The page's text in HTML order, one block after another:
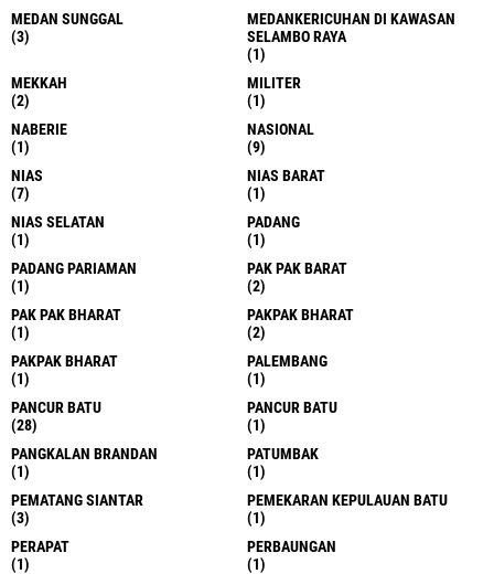
MEDAN SUNGGAL
(3)
MEDANKERICUHAN DI KAWASAN
SELAMBO RAYA
(1)
MEKKAH
(2)
MILITER
(1)
NABERIE
(1)
NASIONAL
(9)
NIAS
(7)
NIAS BARAT
(1)
NIAS SELATAN
(1)
PADANG
(1)
PADANG PARIAMAN
(1)
PAK PAK BARAT
(2)
PAK PAK BHARAT
(1)
PAKPAK BHARAT
(2)
PAKPAK BHARAT
(1)
PALEMBANG
(1)
PANCUR BATU
(28)
PANCUR BATU
(1)
PANGKALAN BRANDAN
(1)
PATUMBAK
(1)
PEMATANG SIANTAR
(3)
PEMEKARAN KEPULAUAN BATU
(1)
PERAPAT
(1)
PERBAUNGAN
(1)